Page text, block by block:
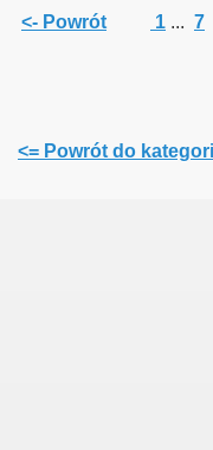
<- Powrót 1 ... 7
<= Powrót do